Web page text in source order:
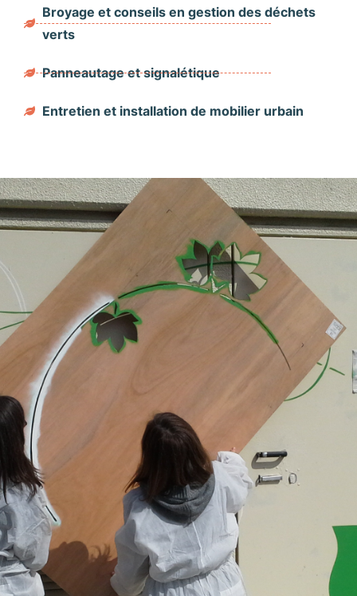
Broyage et conseils en gestion des déchets
verts
Panneautage et signalétique
Entretien et installation de mobilier urbain